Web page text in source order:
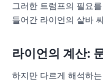
그러한 트럼프의 필요
들어간 라이언의 샅바
라이언의 계산:
하지만 다르게 해석하